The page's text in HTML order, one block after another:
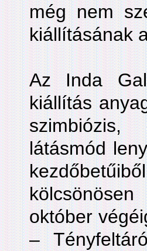
még nem
kiállításának
Az Inda
kiállítás
látásmód
október
–